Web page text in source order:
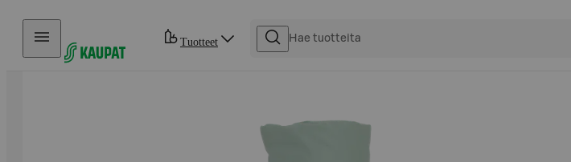
Hyppää sisältöön
Tuotteet